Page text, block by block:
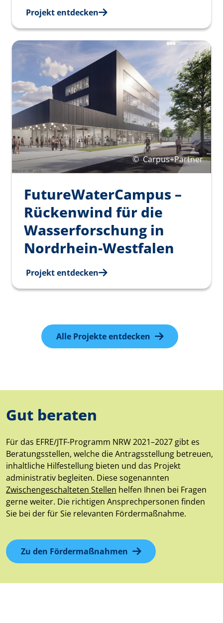
Projekt entdecken
© Carpus+Partner
FutureWaterCampus –
Rückenwind für die
Wasserforschung in
Nordrhein‑Westfalen
Projekt entdecken
Alle Projekte entdecken
Gut beraten
Für das EFRE/JTF-Programm NRW 2021–2027 gibt es
Beratungsstellen, welche die Antragsstellung betreuen,
inhaltliche Hilfestellung bieten und das Projekt
administrativ begleiten. Diese sogenannten
Zwischengeschalteten Stellen helfen Ihnen bei Fragen
gerne weiter. Die richtigen Ansprechpersonen finden
Sie bei der für Sie relevanten Fördermaßnahme.
Zu den Fördermaßnahmen